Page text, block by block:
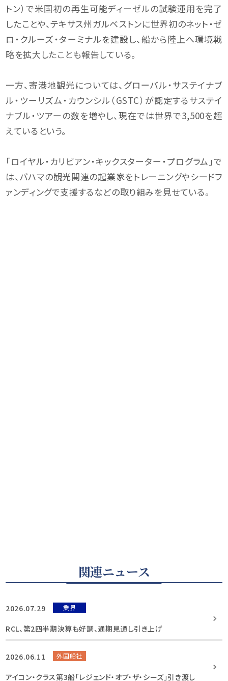
トン）で米国初の再生可能ディーゼルの試験運用を完了
したことや、テキサス州ガルベストンに世界初のネット・ゼ
ロ・クルーズ・ターミナルを建設し、船から陸上へ環境戦
略を拡大したことも報告している。
一方、寄港地観光については、グローバル・サステイナブ
ル・ツーリズム・カウンシル（GSTC）が認定するサステイ
ナブル・ツアーの数を増やし、現在では世界で3,500を超
えているという。
「ロイヤル・カリビアン・キックスターター・プログラム」で
は、バハマの観光関連の起業家をトレーニングやシードフ
ァンディングで支援するなどの取り組みを見せている。
関連ニュース
2026.07.29 業界
RCL、第2四半期決算も好調、通期見通し引き上げ
2026.06.11 外国船社
アイコン・クラス第3船「レジェンド・オブ・ザ・シーズ」引き渡し